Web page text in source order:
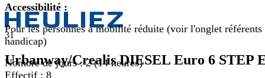
31
Urbanway/Crealis DIESEL Euro 6 STEP
Accessibilité :
Pour les personnes à mobilité réduite (voir l'onglet référents
handicap)
Nombre de jours :2 (14 heures)
Effectif : 8